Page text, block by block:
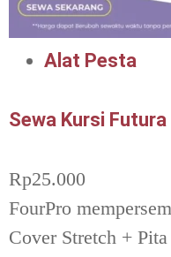
Alat Pesta
Sewa Kursi
Rp25.000
FourPro
Cover Stretch +